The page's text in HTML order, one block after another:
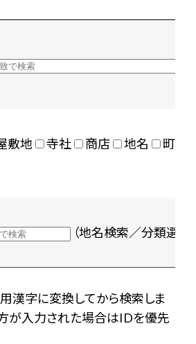
敷地 寺社 商店 地名
町村
（地名検索／分類選択
漢字に変換してから検索しま
が入力された場合はIDを優先